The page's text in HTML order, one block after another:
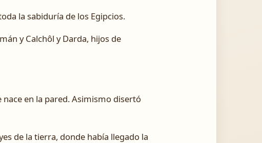
la sabiduría de los Egipcios.
y Calchôl y Darda, hijos de
en la pared. Asimismo disertó
de la tierra, donde había llegado la